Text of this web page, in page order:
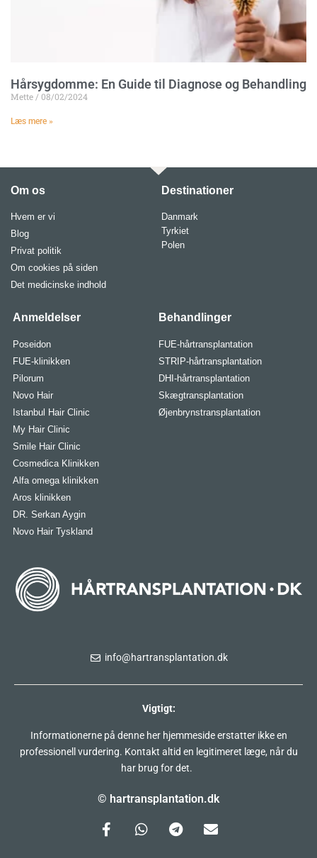
Hårsygdomme: En Guide til Diagnose og Behandling
Mette 08/02/2024
Læs mere »
Om os
Hvem er vi
Blog
Privat politik
Om cookies på siden
Det medicinske indhold
Destinationer
Danmark
Tyrkiet
Polen
Anmeldelser
Poseidon
FUE-klinikken
Pilorum
Novo Hair
Istanbul Hair Clinic
My Hair Clinic
Smile Hair Clinic
Cosmedica Klinikken
Alfa omega klinikken
Aros klinikken
DR. Serkan Aygin
Novo Hair Tyskland
Behandlinger
FUE-hårtransplantation
STRIP-hårtransplantation
DHI-hårtransplantation
Skægtransplantation
Øjenbrynstransplantation
info@hartransplantation.dk
Vigtigt:
Informationerne på denne her hjemmeside erstatter ikke en
professionell vurdering. Kontakt altid en legitimeret læge, når du
har brug for det.
© hartransplantation.dk